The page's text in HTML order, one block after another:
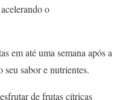
o
em até uma semana após a
sabor e nutrientes.
de frutas cítricas